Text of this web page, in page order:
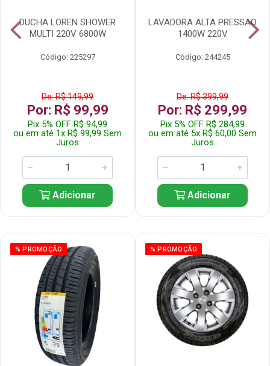
DUCHA LOREN SHOWER
MULTI 220V 6800W
Código: 225297
De: R$ 149,99
Por: R$ 99,99
Pix 5% OFF R$ 94,99
ou em até 1x R$ 99,99 Sem
Juros
Adicionar
LAVADORA ALTA PRESSAO
1400W 220V
Código: 244245
De: R$ 399,99
Por: R$ 299,99
Pix 5% OFF R$ 284,99
ou em até 5x R$ 60,00 Sem
Juros
Adicionar
% PROMOÇÃO % PROMOÇÃO